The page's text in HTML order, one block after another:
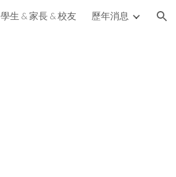
學生 & 家長 & 校友 歷年消息